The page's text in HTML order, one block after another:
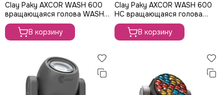
Clay Paky AXCOR WASH 600
вращающаяся голова WASH,
500Вт
В корзину
Clay Paky AXCOR WASH 600
HC вращающаяся голова
WASH, 500Вт
В корзину